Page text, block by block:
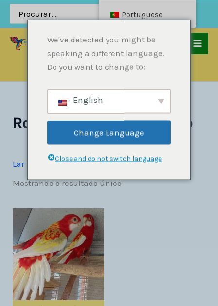
Pular
conteúdo
Lar Produtos
Papagaios
Roselas Orientais Rubino
Roselas Orientais Rubino
Lar » Papagaios»Roselas Orientais Rubino
Mostrando o resultado único
Portuguese
We've detected you might be
speaking a different language.
Do you want to change to:
English
Change Language
Close and do not switch language